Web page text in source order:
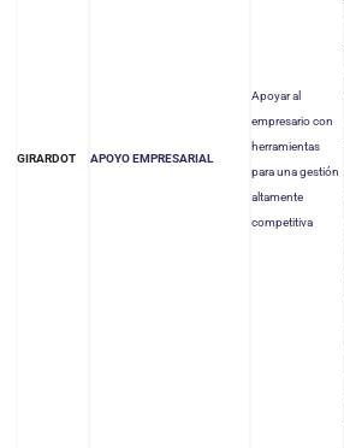
GIRARDOT APOYO EMPRESARIAL
Apoyar al
empresario con
herramientas
para una gestión
altamente
competitiva